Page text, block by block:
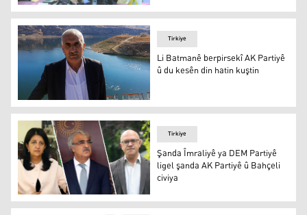
Tanrikulu: Ji bo çareseriyê yasayeke berfireh û şeffaf
Mihemed Dîrek
Tirkiye
Li Batmanê berpirsekî AK Partiyê
û du kesên din hatin kuştin
Şanda Îmraliyê ya DEM Partiyê ligel şanda AK Partiyê û
Tirkiye
Şanda Îmraliyê ya DEM Partiyê
ligel şanda AK Partiyê û Bahçeli
civiya